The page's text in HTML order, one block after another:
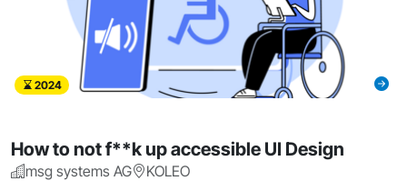
2024
How to not f**k up accessible UI Design
msg systems AG
KOLEO